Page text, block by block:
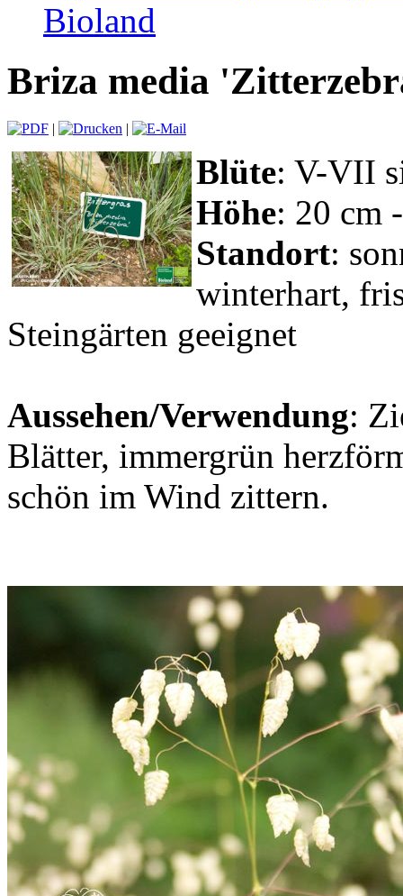
Bioland
Briza media
| |
Blüte: V-VII
Höhe: 20 cm
Standort:
winterhart,
Steingärten geeignet
Aussehen/Verwendung:
Blätter, immergrün
schön im Wind zittern.